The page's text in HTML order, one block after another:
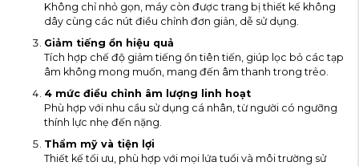
Không chỉ nhỏ gọn, máy còn được trang bị thiết kế không
dây cùng các nút điều chỉnh đơn giản, dễ sử dụng.
Giảm tiếng ồn hiệu quả
Tích hợp chế độ giảm tiếng ồn tiên tiến, giúp lọc bỏ các tạp
âm không mong muốn, mang đến âm thanh trong trẻo.
4 mức điều chỉnh âm lượng linh hoạt
Phù hợp với nhu cầu sử dụng cá nhân, từ người có ngưỡng
thính lực nhẹ đến nặng.
Thẩm mỹ và tiện lợi
Thiết kế tối ưu, phù hợp với mọi lứa tuổi và môi trường sử